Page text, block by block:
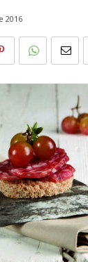
2016